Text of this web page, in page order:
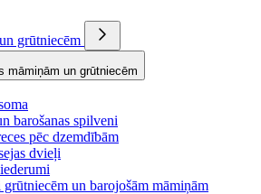
grūtniecēm
māmiņām un grūtniecēm
barošanas spilveni
pēc dzemdībām
dvieļi
un barojošām māmiņām